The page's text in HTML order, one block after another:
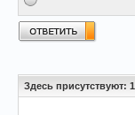
Здесь присутствуют: 1